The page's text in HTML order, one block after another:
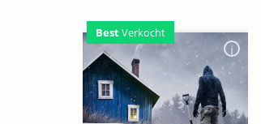
BestVerkocht